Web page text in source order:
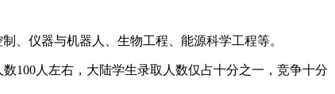
、仪器与机器人、生物工程、能源科学工程等。
100人左右，大陆学生录取人数仅占十分之一，竞争十分